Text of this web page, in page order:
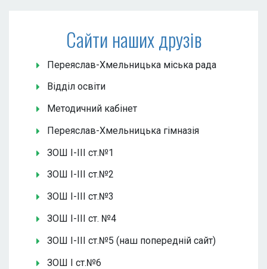
Сайти наших друзів
Переяслав-Хмельницька міська рада
Відділ освіти
Методичний кабінет
Переяслав-Хмельницька гімназія
ЗОШ І-ІІІ ст.№1
ЗОШ І-ІІІ ст.№2
ЗОШ І-ІІІ ст.№3
ЗОШ І-ІІІ ст. №4
ЗОШ І-ІІІ ст.№5 (наш попередній сайт)
ЗОШ І ст.№6